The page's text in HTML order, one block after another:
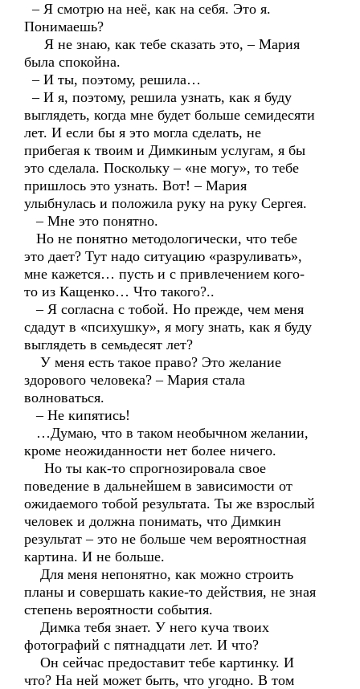
– Я смотрю на неё, как на себя. Это я.
Понимаешь?
Я не знаю, как тебе сказать это, – Мария
была спокойна.
– И ты, поэтому, решила…
– И я, поэтому, решила узнать, как я буду
выглядеть, когда мне будет больше семидесяти
лет. И если бы я это могла сделать, не
прибегая к твоим и Димкиным услугам, я бы
это сделала. Поскольку – «не могу», то тебе
пришлось это узнать. Вот! – Мария
улыбнулась и положила руку на руку Сергея.
– Мне это понятно.
Но не понятно методологически, что тебе
это дает? Тут надо ситуацию «разруливать»,
мне кажется… пусть и с привлечением кого-
то из Кащенко… Что такого?..
– Я согласна с тобой. Но прежде, чем меня
сдадут в «психушку», я могу знать, как я буду
выглядеть в семьдесят лет?
У меня есть такое право? Это желание
здорового человека? – Мария стала
волноваться.
– Не кипятись!
…Думаю, что в таком необычном желании,
кроме неожиданности нет более ничего.
Но ты как-то спрогнозировала свое
поведение в дальнейшем в зависимости от
ожидаемого тобой результата. Ты же взрослый
человек и должна понимать, что Димкин
результат – это не больше чем вероятностная
картина. И не больше.
Для меня непонятно, как можно строить
планы и совершать какие-то действия, не зная
степень вероятности события.
Димка тебя знает. У него куча твоих
фотографий с пятнадцати лет. И что?
Он сейчас предоставит тебе картинку. И
что? На ней может быть, что угодно. В том